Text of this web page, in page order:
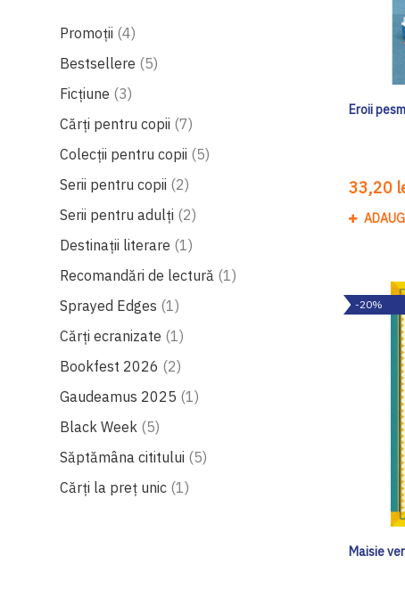
Eroii
33,20
-20%
Maisie
Promoții 4produse
Bestsellere
5produse
Ficțiune 3produse
Cărți pentru copii 7produse
Colecții pentru copii
5produse
Serii pentru copii 2produse
Serii pentru adulți 2produse
Destinații literare 1produs
Recomandări de lectură
1produs
Sprayed Edges 1produs
Cărți ecranizate 1produs
Bookfest 2026
2produse
Gaudeamus 2025 1produs
Black Week
5produse
Săptămâna cititului
5produse
Cărți la preț unic 1produs